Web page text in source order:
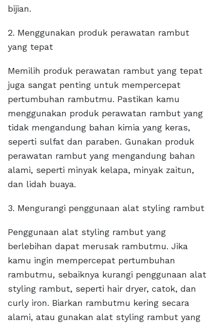
bijian.
2. Menggunakan produk perawatan rambut
yang tepat
Memilih produk perawatan rambut yang tepat
juga sangat penting untuk mempercepat
pertumbuhan rambutmu. Pastikan kamu
menggunakan produk perawatan rambut yang
tidak mengandung bahan kimia yang keras,
seperti sulfat dan paraben. Gunakan produk
perawatan rambut yang mengandung bahan
alami, seperti minyak kelapa, minyak zaitun,
dan lidah buaya.
3. Mengurangi penggunaan alat styling rambut
Penggunaan alat styling rambut yang
berlebihan dapat merusak rambutmu. Jika
kamu ingin mempercepat pertumbuhan
rambutmu, sebaiknya kurangi penggunaan alat
styling rambut, seperti hair dryer, catok, dan
curly iron. Biarkan rambutmu kering secara
alami, atau gunakan alat styling rambut yang